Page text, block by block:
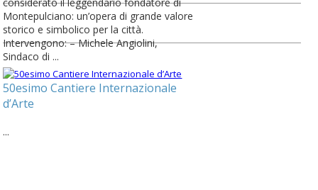
Montepulciano: un’opera di grande valore
storico e simbolico per la città.
Intervengono: – Michele Angiolini,
Sindaco di ...
50esimo Cantiere Internazionale
d’Arte
...